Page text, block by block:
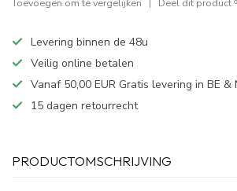
Levering binnen de 48u
Veilig online betalen
Vanaf 50,00 EUR Gratis levering in BE &
15 dagen retourrecht
PRODUCTOMSCHRIJVING